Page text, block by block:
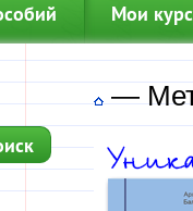
Мои
—